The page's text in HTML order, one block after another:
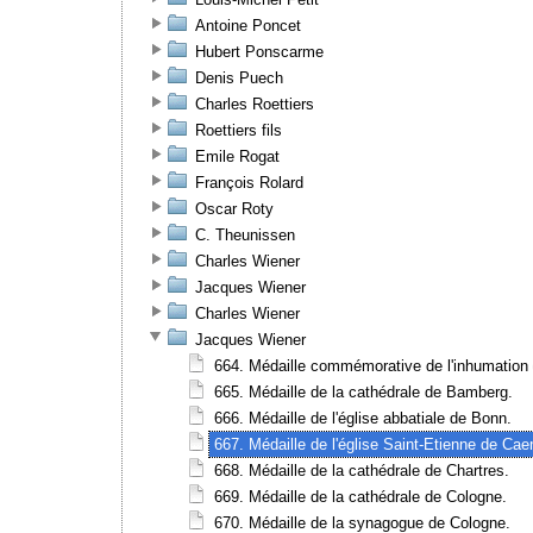
Antoine Poncet
Hubert Ponscarme
Denis Puech
Charles Roettiers
Roettiers fils
Emile Rogat
François Rolard
Oscar Roty
C. Theunissen
Charles Wiener
Jacques Wiener
Charles Wiener
Jacques Wiener
664. Médaille commémorative de l'inhumation
665. Médaille de la cathédrale de Bamberg.
666. Médaille de l'église abbatiale de Bonn.
667. Médaille de l'église Saint-Etienne de
668. Médaille de la cathédrale de Chartres.
669. Médaille de la cathédrale de Cologne.
670. Médaille de la synagogue de Cologne.